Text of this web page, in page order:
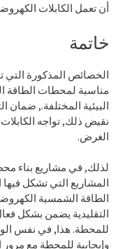
أن تعمل الكابلات
خاتمة
الخصائص المذكورة التي
مناسبة لمحطات الطاقة
البيئية المختلفة.,
نقيض ذلك, تواجه
الغرض.
لذلك, في مشاريع بناء
المشاريع التي تشكل فيها
الطاقة الشمسية
التقليدية يضمن بشكل
للمحطة. هذا, في نفس
وإيجابية للمحطة مع